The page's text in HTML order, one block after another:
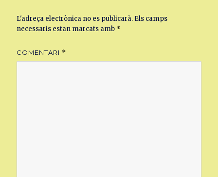
L'adreça electrònica no es publicarà. Els camps
necessaris estan marcats amb *
COMENTARI *